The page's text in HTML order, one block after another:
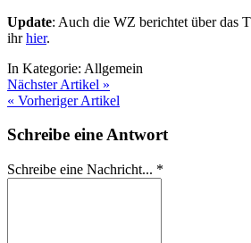
Update: Auch die WZ berichtet über das
ihrhier.
In Kategorie: Allgemein
Nächster Artikel »
« Vorheriger Artikel
Schreibe eine Antwort
Schreibe eine Nachricht... *